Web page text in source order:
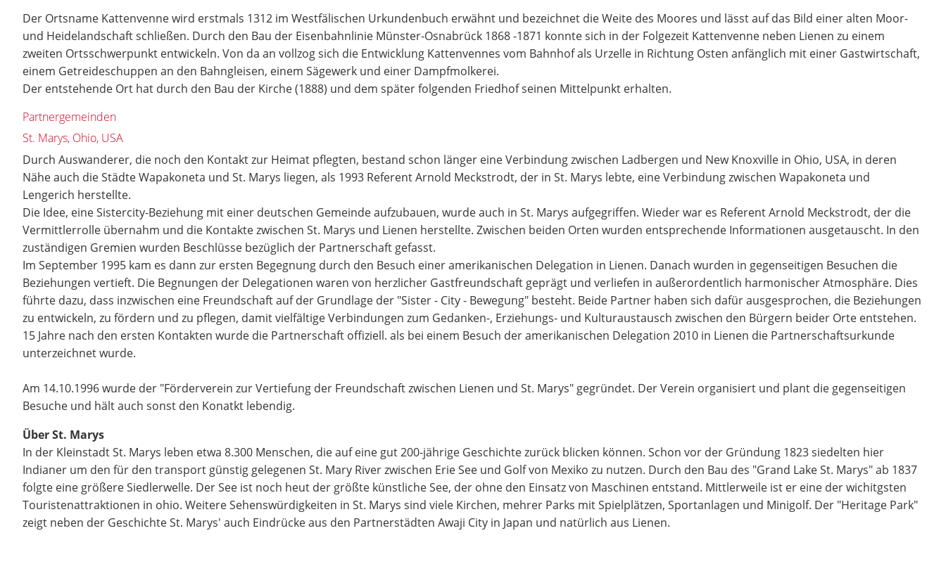
Der Ortsname Kattenvenne wird erstmals 1312 im Westfälischen Urkundenbuch erwähnt und bezeichnet die Weite des Moores und lässt auf das Bild einer alten Moor-
und Heidelandschaft schließen. Durch den Bau der Eisenbahnlinie Münster-Osnabrück 1868 -1871 konnte sich in der Folgezeit Kattenvenne neben Lienen zu einem
zweiten Ortsschwerpunkt entwickeln. Von da an vollzog sich die Entwicklung Kattenvennes vom Bahnhof als Urzelle in Richtung Osten anfänglich mit einer Gastwirtschaft,
einem Getreideschuppen an den Bahngleisen, einem Sägewerk und einer Dampfmolkerei.
Der entstehende Ort hat durch den Bau der Kirche (1888) und dem später folgenden Friedhof seinen Mittelpunkt erhalten.
Partnergemeinden
St. Marys, Ohio, USA
Durch Auswanderer, die noch den Kontakt zur Heimat pflegten, bestand schon länger eine Verbindung zwischen Ladbergen und New Knoxville in Ohio, USA, in deren
Nähe auch die Städte Wapakoneta und St. Marys liegen, als 1993 Referent Arnold Meckstrodt, der in St. Marys lebte, eine Verbindung zwischen Wapakoneta und
Lengerich herstellte.
Die Idee, eine Sistercity-Beziehung mit einer deutschen Gemeinde aufzubauen, wurde auch in St. Marys aufgegriffen. Wieder war es Referent Arnold Meckstrodt, der die
Vermittlerrolle übernahm und die Kontakte zwischen St. Marys und Lienen herstellte. Zwischen beiden Orten wurden entsprechende Informationen ausgetauscht. In den
zuständigen Gremien wurden Beschlüsse bezüglich der Partnerschaft gefasst.
Im September 1995 kam es dann zur ersten Begegnung durch den Besuch einer amerikanischen Delegation in Lienen. Danach wurden in gegenseitigen Besuchen die
Beziehungen vertieft. Die Begnungen der Delegationen waren von herzlicher Gastfreundschaft geprägt und verliefen in außerordentlich harmonischer Atmosphäre. Dies
führte dazu, dass inzwischen eine Freundschaft auf der Grundlage der "Sister - City - Bewegung" besteht. Beide Partner haben sich dafür ausgesprochen, die Beziehungen
zu entwickeln, zu fördern und zu pflegen, damit vielfältige Verbindungen zum Gedanken-, Erziehungs- und Kulturaustausch zwischen den Bürgern beider Orte entstehen.
15 Jahre nach den ersten Kontakten wurde die Partnerschaft offiziell. als bei einem Besuch der amerikanischen Delegation 2010 in Lienen die Partnerschaftsurkunde
unterzeichnet wurde.
Am 14.10.1996 wurde der "Förderverein zur Vertiefung der Freundschaft zwischen Lienen und St. Marys" gegründet. Der Verein organisiert und plant die gegenseitigen
Besuche und hält auch sonst den Konatkt lebendig.
Über St. Marys
In der Kleinstadt St. Marys leben etwa 8.300 Menschen, die auf eine gut 200-jährige Geschichte zurück blicken können. Schon vor der Gründung 1823 siedelten hier
Indianer um den für den transport günstig gelegenen St. Mary River zwischen Erie See und Golf von Mexiko zu nutzen. Durch den Bau des "Grand Lake St. Marys" ab 1837
folgte eine größere Siedlerwelle. Der See ist noch heut der größte künstliche See, der ohne den Einsatz von Maschinen entstand. Mittlerweile ist er eine der wichitgsten
Touristenattraktionen in ohio. Weitere Sehenswürdigkeiten in St. Marys sind viele Kirchen, mehrer Parks mit Spielplätzen, Sportanlagen und Minigolf. Der "Heritage Park"
zeigt neben der Geschichte St. Marys' auch Eindrücke aus den Partnerstädten Awaji City in Japan und natürlich aus Lienen.